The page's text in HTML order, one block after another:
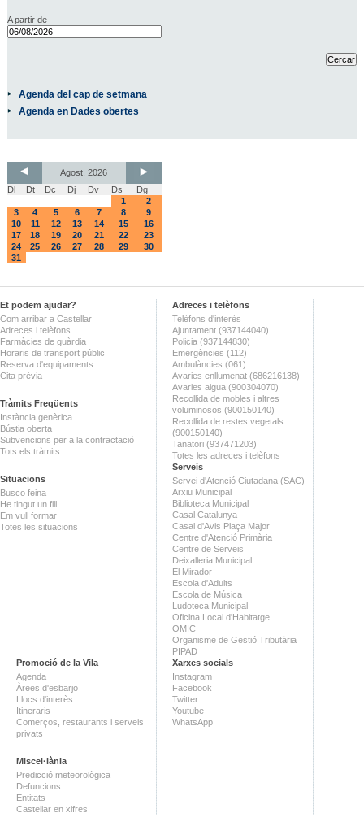
A partir de
Agenda del cap de setmana
Agenda en Dades obertes
Agost, 2026
Dl
Dt Dc Dj Dv Ds
Dg
1
2
3
4 5 6 7 8
9
10
11 12 13 14 15
16
17
18 19 20 21 22
23
24
25 26 27 28 29
30
31
Et podem ajudar?
Com arribar a Castellar
Adreces i telèfons
Farmàcies de guàrdia
Horaris de transport públic
Reserva d'equipaments
Cita prèvia
Tràmits Freqüents
Instància genèrica
Bústia oberta
Subvencions per a la contractació
Tots els tràmits
Situacions
Busco feina
He tingut un fill
Em vull formar
Totes les situacions
Adreces i telèfons
Telèfons d'interès
Ajuntament (937144040)
Policia (937144830)
Emergències (112)
Ambulàncies (061)
Avaries enllumenat (686216138)
Avaries aigua (900304070)
Recollida de mobles i altres
voluminosos (900150140)
Recollida de restes vegetals
(900150140)
Tanatori (937471203)
Totes les adreces i telèfons
Serveis
Servei d'Atenció Ciutadana (SAC)
Arxiu Municipal
Biblioteca Municipal
Casal Catalunya
Casal d'Avis Plaça Major
Centre d'Atenció Primària
Centre de Serveis
Deixalleria Municipal
El Mirador
Escola d'Adults
Escola de Música
Ludoteca Municipal
Oficina Local d'Habitatge
OMIC
Organisme de Gestió Tributària
PIPAD
Promoció de la Vila
Agenda
Àrees d'esbarjo
Llocs d'interès
Itineraris
Comerços, restaurants i serveis
privats
Miscel·lània
Predicció meteorològica
Defuncions
Entitats
Castellar en xifres
Xarxes socials
Instagram
Facebook
Twitter
Youtube
WhatsApp